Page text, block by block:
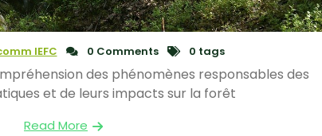
IEFC 0 Comments 0 tags
des phénomènes responsables des
et de leurs impacts sur la forêt
Read More